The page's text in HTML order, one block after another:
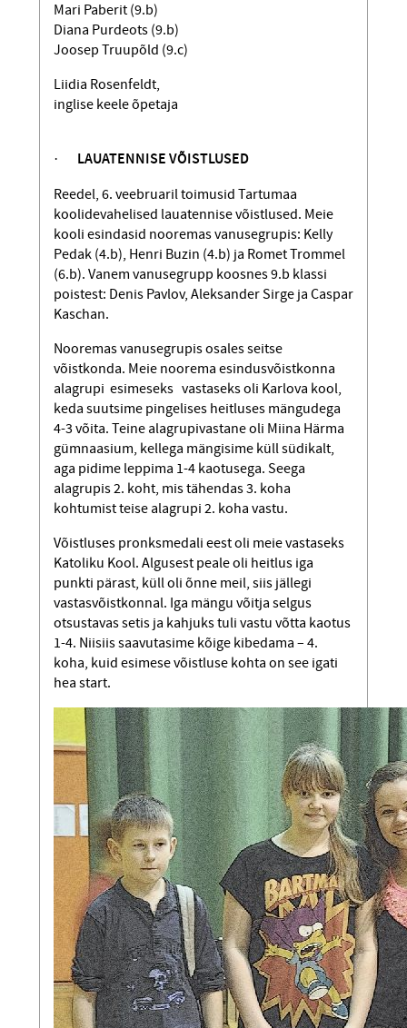
Mari Paberit (9.b)
Diana Purdeots (9.b)
Joosep Truupõld (9.c)
Liidia Rosenfeldt,
inglise keele õpetaja
· LAUATENNISE VÕISTLUSED
Reedel, 6. veebruaril toimusid Tartumaa
koolidevahelised lauatennise võistlused. Meie
kooli esindasid nooremas vanuse­grupis: Kelly
Pedak (4.b), Henri Buzin (4.b) ja Romet Trommel
(6.b). Vanem vanusegrupp koosnes 9.b klassi
poistest: Denis Pavlov, Aleksander Sirge ja Caspar
Kaschan.
Nooremas vanusegrupis osales seitse
võistkonda. Meie noorema esindus­võistkonna
ala­grupi esimeseks vastaseks oli Karlova kool,
keda suutsime pingelises heitluses mängudega
4-3 võita. Teine alagrupivastane oli Miina Härma
gümnaasium, kellega mängisime küll südikalt,
aga pidime leppima 1-4 kaotusega. Seega
alagrupis 2. koht, mis tähendas 3. koha
kohtumist teise alagrupi 2. koha vastu.
Võistluses pronksmedali eest oli meie vastaseks
Katoliku Kool. Algusest peale oli heitlus iga
punkti pärast, küll oli õnne meil, siis jällegi
vastasvõistkonnal. Iga mängu võitja selgus
otsustavas setis ja kahjuks tuli vastu võtta kaotus
1-4. Niisiis saavutasime kõige kibedama – 4.
koha, kuid esimese võistluse kohta on see igati
hea start.